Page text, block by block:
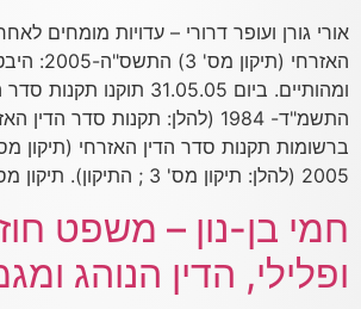
אורי גורן ועופר דרורי – עדויות מומחים
האזרחי (תיקון
ומהותיים. ביום 31.05.05 תוקנו
התשמ"ד- 1984 (להלן: תקנות סדר
2005 (להלן: תיקון מס' 3 ; התיקון). תיקון מס' 3 חולל שינוי […]
חמי בן-נון – משפט
ופלילי, הדין הנוהג